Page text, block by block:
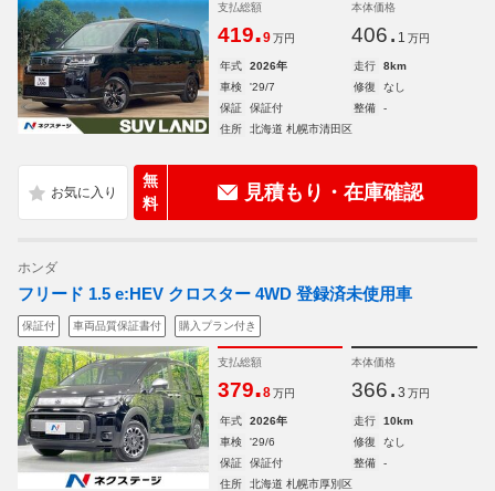
支払総額
419.9 万円
本体価格
406. 1 万円
年式 2026年 走行
8km
車検
'29/7 修復
なし
保証
保証付 整備
-
住所
北海道 札幌市清田区
無
料
見積もり・在庫確認
ホンダ
フリード 1.5 e:HEV クロスター 4WD 登録済未使用車
保証付 車両品質保証書付 購入プラン付き
支払総額
379.8 万円
本体価格
366. 3 万円
年式 2026年 走行
10km
車検
'29/6 修復
なし
保証
保証付 整備
-
住所
北海道 札幌市厚別区